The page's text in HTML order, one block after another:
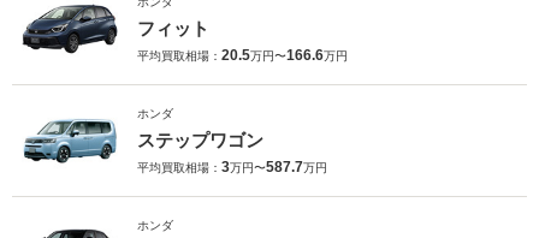
フィット
平均買取相場： 20.5万円〜166.6万円
ホンダ
ステップワゴン
平均買取相場： 3万円〜587.7万円
ホンダ